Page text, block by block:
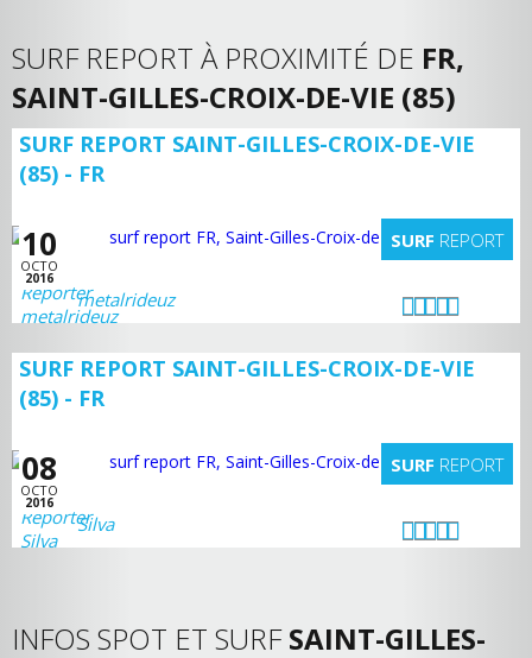
SURF REPORT À PROXIMITÉ DE FR,
SAINT-GILLES-CROIX-DE-VIE (85)
SURF REPORT SAINT-GILLES-CROIX-DE-VIE
(85) - FR
10
OCTO
2016
SURF REPORT
metalrideuz
SURF REPORT SAINT-GILLES-CROIX-DE-VIE
(85) - FR
08
OCTO
2016
SURF REPORT
Silva
INFOS SPOT ET SURFSAINT-GILLES-